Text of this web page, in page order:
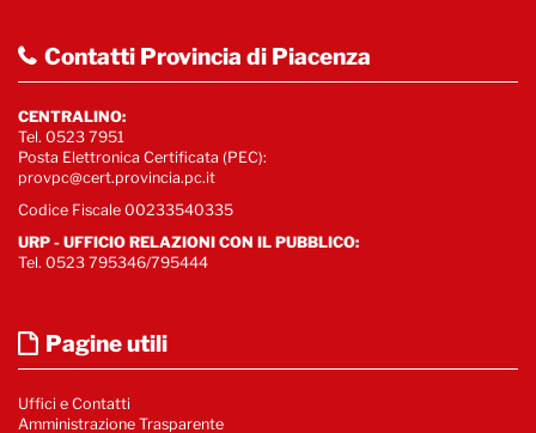
Contatti Provincia di Piacenza
CENTRALINO:
Tel. 0523 7951
Posta Elettronica Certificata (PEC):
provpc@cert.provincia.pc.it
Codice Fiscale 00233540335
URP - UFFICIO RELAZIONI CON IL PUBBLICO:
Tel. 0523 795346/795444
Pagine utili
Uffici e Contatti
Amministrazione Trasparente